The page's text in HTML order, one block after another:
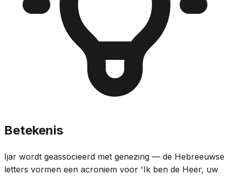
Betekenis
Ijar wordt geassocieerd met genezing — de Hebreeuwse
letters vormen een acroniem voor 'Ik ben de Heer, uw